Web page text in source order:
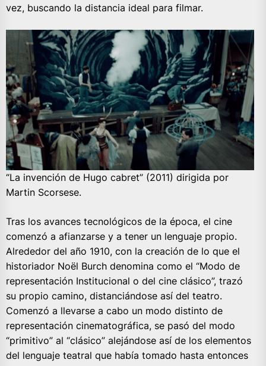
vez, buscando la distancia ideal para filmar.
“La invención de Hugo cabret” (2011) dirigida por
Martin Scorsese.
Tras los avances tecnológicos de la época, el cine
comenzó a afianzarse y a tener un lenguaje propio.
Alrededor del año 1910, con la creación de lo que el
historiador Noël Burch denomina como el “Modo de
representación Institucional o del cine clásico”, trazó
su propio camino, distanciándose así del teatro.
Comenzó a llevarse a cabo un modo distinto de
representación cinematográfica, se pasó del modo
“primitivo” al “clásico” alejándose así de los elementos
del lenguaje teatral que había tomado hasta entonces